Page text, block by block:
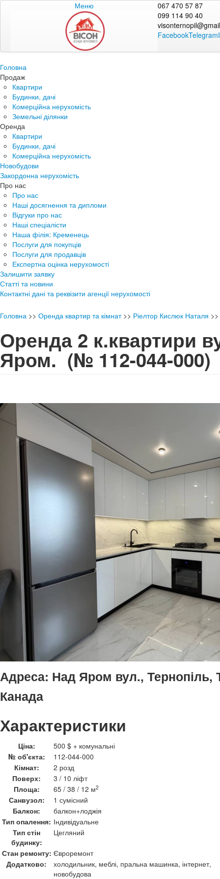
Меню
067 470 57 87
099 114 90 40
FacebookTelegram
Головна
Продаж
Квартири
Будинки, дачі
Комерційна нерухомість
Земельні ділянки
Оренда
Квартири
Будинки, дачі
Комерційна нерухомість
Новобудови
Закордонна нерухомість
Про нас
Про нас
Наші досягнення та дипломи
Відгуки про нас
Наші спеціалісти
Наша філія: Кременець
Послуги для покупців
Послуги для продавців
Експертна оцінка нерухомості
Залишити заявку
Статті та новини
Контактні дані та реквізити агенції нерухомості
Головна >> Оренда квартир та кімнат>> Ріелтор Кислюк Наталя >>
Оренда 2 к.квартири
Яром. (№ 112-044-000)
Адреса: Над Яром вул., Тернопіль,
Канада
Характеристики
Ціна:
500 $ + комунальні
№ об'єкта:
112-044-000
Кімнат:
2 розд
Поверх:
3 / 10 ліфт
Площа:
65 / 38 / 12 м2
Санвузол:
1 сумісний
Балкон:
балкон+лоджія
Тип опалення: Індивідуальне
Тип стін
будинку:
Цегляний
Стан ремонту: Євроремонт
Додатково:
холодильник, меблі, пральна машинка, інтернет,
новобудова